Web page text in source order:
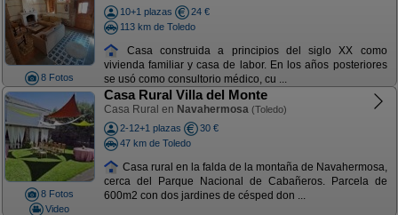
8 Fotos
10+1 plazas
24 €
113 km de Toledo
Casa construida a principios del siglo XX como
vivienda familiar y casa de labor. En los años posteriores
se usó como consultorio médico, cu ...
8 Fotos
Video
Casa Rural Villa del Monte
Casa Rural en Navahermosa (Toledo)
2-12+1 plazas
30 €
47 km de Toledo
Casa rural en la falda de la montaña de Navahermosa,
cerca del Parque Nacional de Cabañeros. Parcela de
600m2 con dos jardines de césped don ...